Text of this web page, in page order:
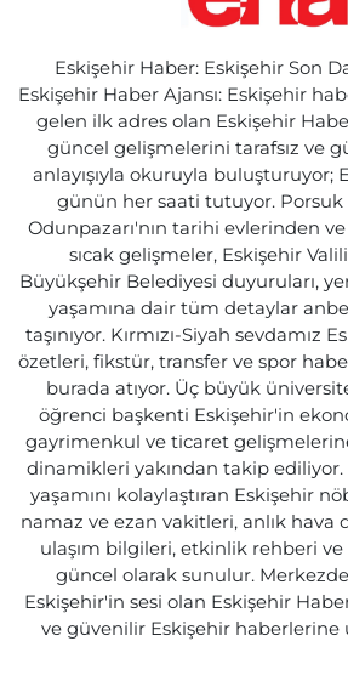
Eskişehir Haber: Eskişehir Son
Eskişehir Haber Ajansı: Eskişehir
gelen ilk adres olan Eskişehir
güncel gelişmelerini tarafsız ve
anlayışıyla okuruyla buluşturuyor;
günün her saati tutuyor. Porsuk
Odunpazarı'nın tarihi evlerinden
sıcak gelişmeler, Eskişehir
Büyükşehir Belediyesi duyuruları,
yaşamına dair tüm detaylar
taşınıyor. Kırmızı-Siyah sevdamız
özetleri, fikstür, transfer ve spor
burada atıyor. Üç büyük
öğrenci başkenti Eskişehir'in
gayrimenkul ve ticaret
dinamikleri yakından takip ediliyor.
yaşamını kolaylaştıran Eskişehir
namaz ve ezan vakitleri, anlık hava
ulaşım bilgileri, etkinlik rehberi
güncel olarak sunulur.
Eskişehir'in sesi olan Eskişehir Haber
ve güvenilir Eskişehir haberlerine